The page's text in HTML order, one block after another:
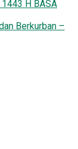
H BASA
Berkurban –